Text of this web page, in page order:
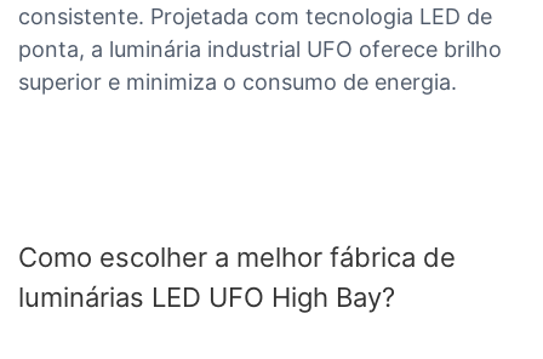
consistente. Projetada com tecnologia LED de
ponta, a luminária industrial UFO oferece brilho
superior e minimiza o consumo de energia.
Como escolher a melhor fábrica de
luminárias LED UFO High Bay?